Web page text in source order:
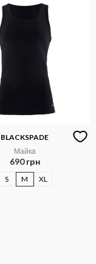
BLACKSPADE
Майка
690 грн
S M XL